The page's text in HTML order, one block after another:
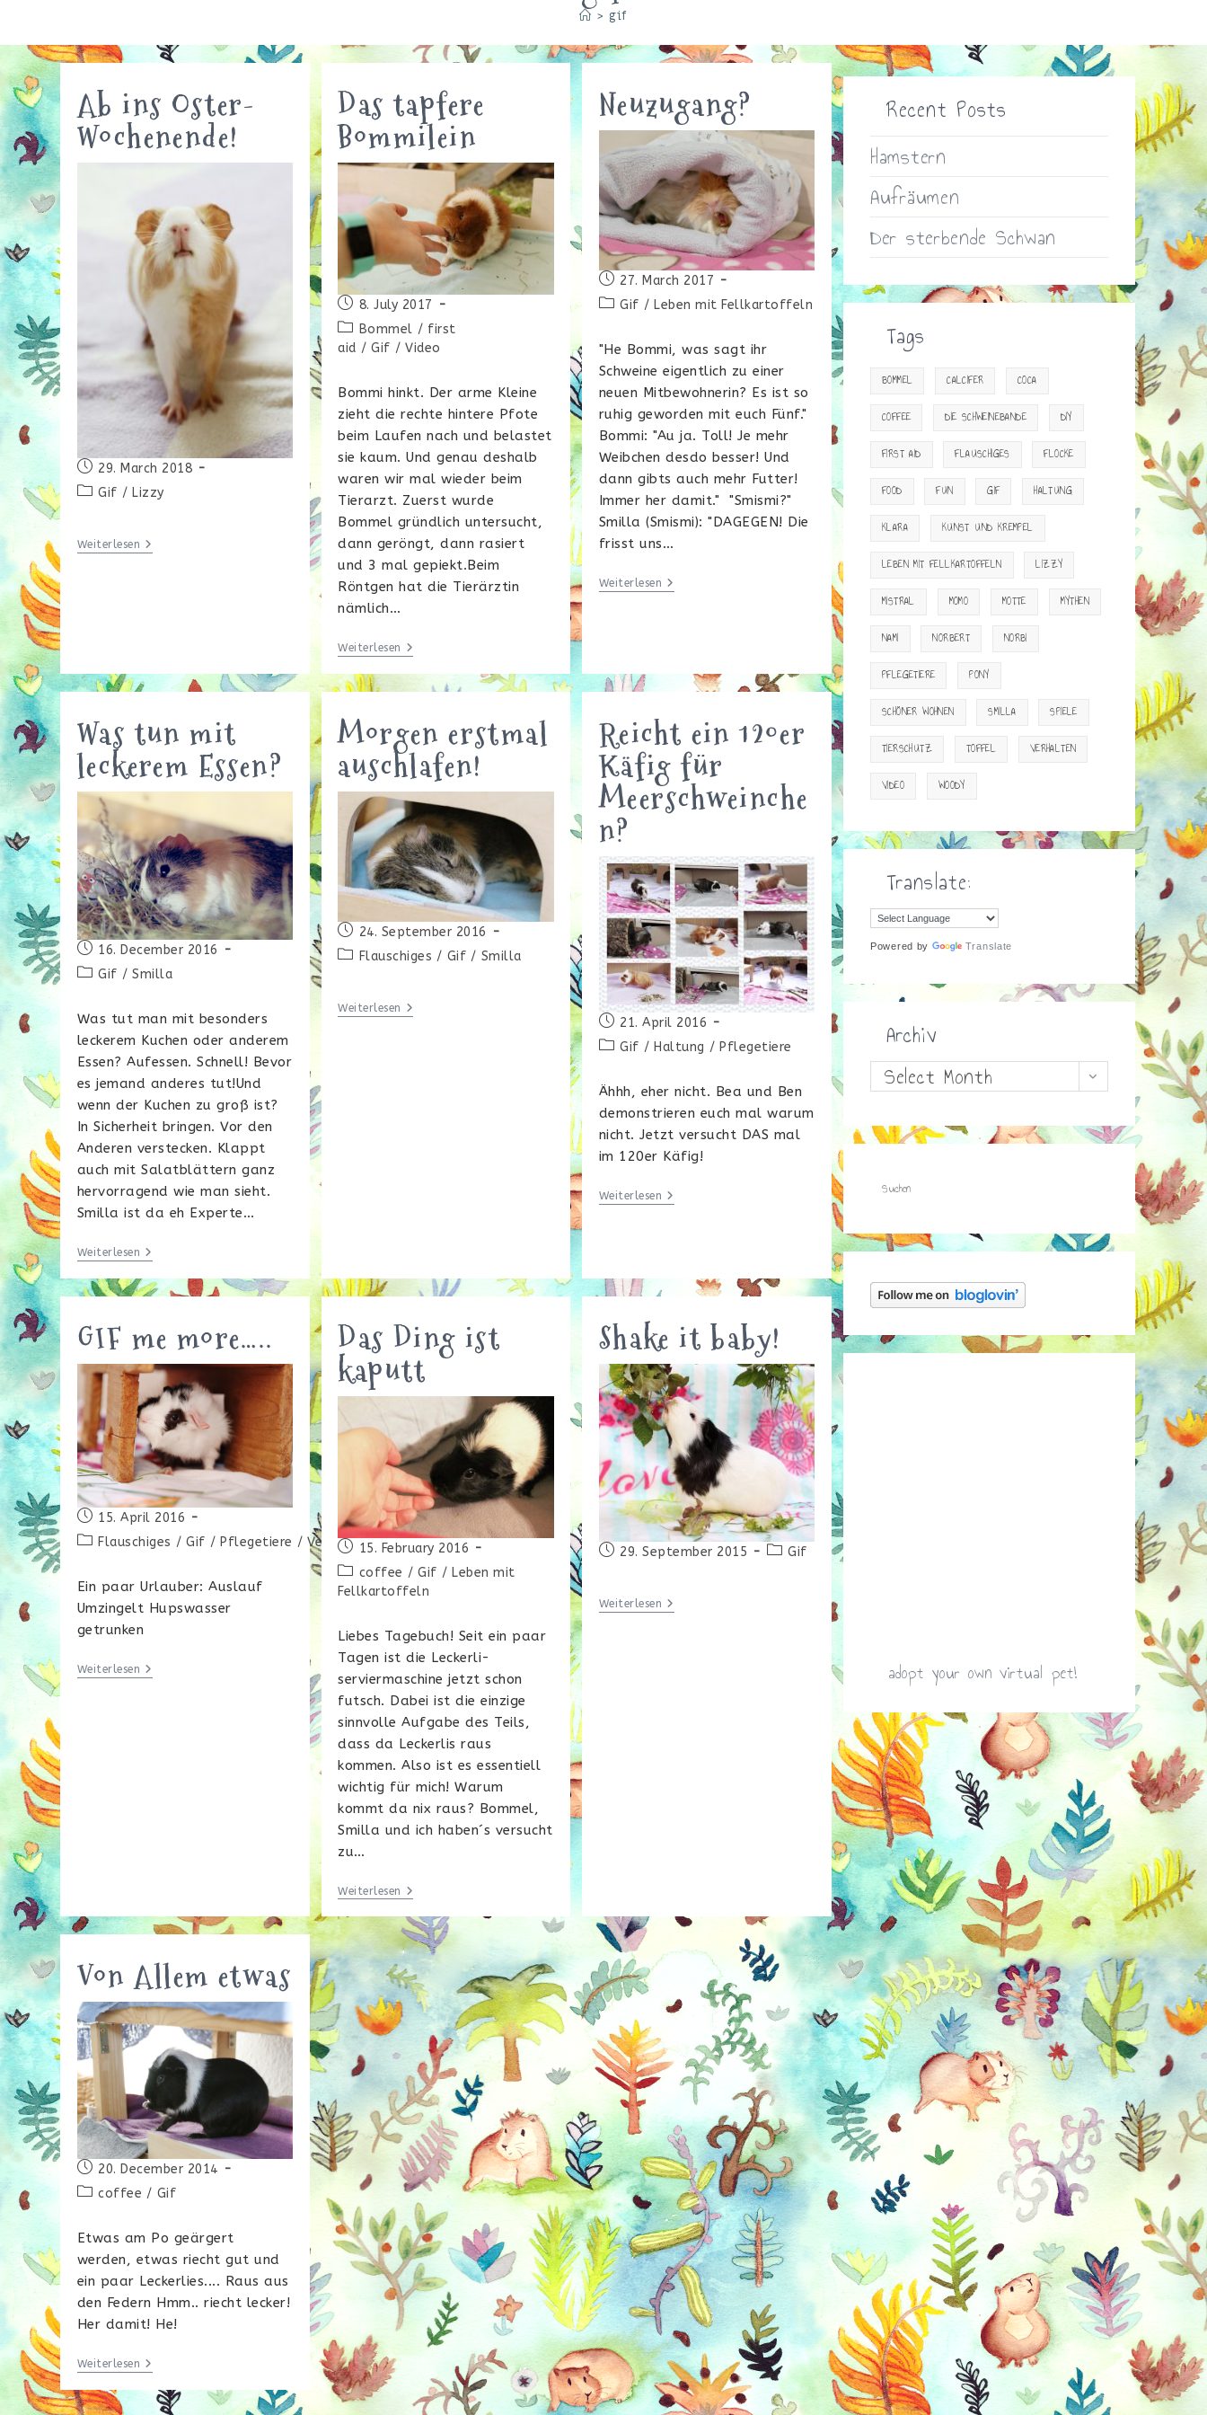
> gif
Ab ins Oster-
Wochenende!
Beitrag
veröffentlicht:
29. March 2018
Beitrags-
Gif / Lizzy
Weiterlesen Ab
Ins
Das tapfere
Bommilein
Beitrag
veröffentlicht:
8. July 2017
Beitrags-
Kategorie:
Bommel / first
aid / Gif / Video
Bommi hinkt. Der arme Kleine
zieht die rechte hintere Pfote
beim Laufen nach und belastet
sie kaum. Und genau deshalb
waren wir mal wieder beim
Tierarzt. Zuerst wurde
Bommel gründlich untersucht,
dann geröngt, dann rasiert
und 3 mal gepiekt.Beim
Röntgen hat die Tierärztin
nämlich…
Weiterlesen Das
Tapfere
Bommilein
Neuzugang?
Beitrag
veröffentlicht:
27. March 2017
Beitrags-
Gif / Leben mit Fellkartoffeln
"He Bommi, was sagt ihr
Schweine eigentlich zu einer
neuen Mitbewohnerin? Es ist so
ruhig geworden mit euch Fünf."
Bommi: "Au ja. Toll! Je mehr
Weibchen desdo besser! Und
dann gibts auch mehr Futter!
Immer her damit." "Smismi?"
Smilla (Smismi): "DAGEGEN! Die
frisst uns…
Weiterlesen Neuzugang?
Was tun mit
leckerem Essen?
Beitrag
veröffentlicht:
16. December 2016
Beitrags-
Gif / Smilla
Was tut man mit besonders
leckerem Kuchen oder anderem
Essen? Aufessen. Schnell! Bevor
es jemand anderes tut!Und
wenn der Kuchen zu groß ist?
In Sicherheit bringen. Vor den
Anderen verstecken. Klappt
auch mit Salatblättern ganz
hervorragend wie man sieht.
Smilla ist da eh Experte…
Weiterlesen Was
Tun
Mit
Leckerem
Morgen erstmal
auschlafen!
Beitrag
veröffentlicht:
24. September 2016
Beitrags-
Flauschiges / Gif / Smilla
Weiterlesen Morgen
Erstmal
Reicht ein 120er
Käfig für
Meerschweinche
n?
Beitrag
veröffentlicht:
21. April 2016
Beitrags-
Gif / Haltung / Pflegetiere
Ähhh, eher nicht. Bea und Ben
demonstrieren euch mal warum
nicht. Jetzt versucht DAS mal
im 120er Käfig!
Weiterlesen Reicht
Ein
GIF me more…..
Beitrag
veröffentlicht:
15. April 2016
Beitrags-
Flauschiges / Gif / Pflegetiere / Verhalten
Ein paar Urlauber: Auslauf
Umzingelt Hupswasser
getrunken
Weiterlesen GIF
Me
Das Ding ist
kaputt
Beitrag
veröffentlicht:
15. February 2016
Beitrags-
Kategorie:
coffee / Gif / Leben mit
Fellkartoffeln
Liebes Tagebuch! Seit ein paar
Tagen ist die Leckerli-
serviermaschine jetzt schon
futsch. Dabei ist die einzige
sinnvolle Aufgabe des Teils,
dass da Leckerlis raus
kommen. Also ist es essentiell
wichtig für mich! Warum
kommt da nix raus? Bommel,
Smilla und ich haben´s versucht
zu…
Weiterlesen Das
Ist
Kaputt
Shake it baby!
Beitrag29. September 2015
Beitrags-
Gif
Weiterlesen Shake
Von Allem etwas
Beitrag
veröffentlicht:
20. December 2014
Beitrags-
coffee / Gif
Etwas am Po geärgert
werden, etwas riecht gut und
ein paar Leckerlies.... Raus aus
den Federn Hmm.. riecht lecker!
Her damit! He!
Weiterlesen Von
Allem
Etwas
Recent Posts
Hamstern
Aufräumen
Der sterbende Schwan
Tags
BOMMEL CALCIFER COCA
COFFEE DIE SCHWEINEBANDE DIY
FIRST AID FLAUSCHIGES FLOCKE
FOOD FUN GIF HALTUNG
KLARA KUNST UND KREMPEL
LEBEN MIT FELLKARTOFFELN LIZZY
MISTRAL MOMO MOTTE MYTHEN
NAMI NORBERT NORBI
PFLEGETIERE PONY
SCHÖNER WOHNEN SMILLA SPIELE
TIERSCHUTZ TOFFEL VERHALTEN
VIDEO WOODY
Translate:
Powered by Translate
Archiv
ArchivSelect Month
adopt your own virtual pet!